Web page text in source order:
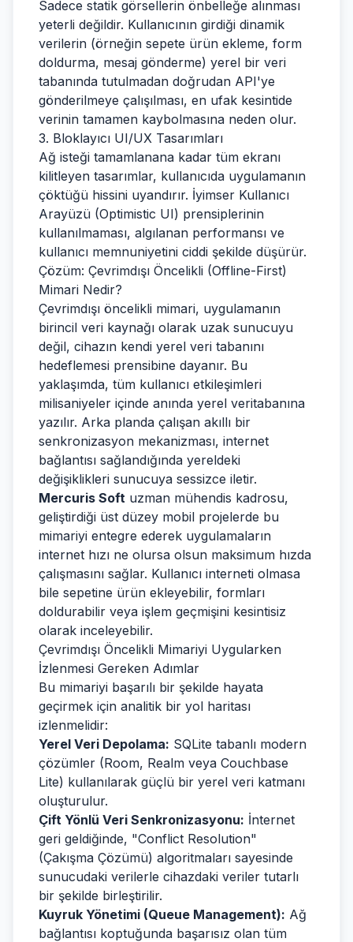
Sadece statik görsellerin önbelleğe alınması
yeterli değildir. Kullanıcının girdiği dinamik
verilerin (örneğin sepete ürün ekleme, form
doldurma, mesaj gönderme) yerel bir veri
tabanında tutulmadan doğrudan API'ye
gönderilmeye çalışılması, en ufak kesintide
verinin tamamen kaybolmasına neden olur.
3. Bloklayıcı UI/UX Tasarımları
Ağ isteği tamamlanana kadar tüm ekranı
kilitleyen tasarımlar, kullanıcıda uygulamanın
çöktüğü hissini uyandırır. İyimser Kullanıcı
Arayüzü (Optimistic UI) prensiplerinin
kullanılmaması, algılanan performansı ve
kullanıcı memnuniyetini ciddi şekilde düşürür.
Çözüm: Çevrimdışı Öncelikli (Offline-First)
Mimari Nedir?
Çevrimdışı öncelikli mimari, uygulamanın
birincil veri kaynağı olarak uzak sunucuyu
değil, cihazın kendi yerel veri tabanını
hedeflemesi prensibine dayanır. Bu
yaklaşımda, tüm kullanıcı etkileşimleri
milisaniyeler içinde anında yerel veritabanına
yazılır. Arka planda çalışan akıllı bir
senkronizasyon mekanizması, internet
bağlantısı sağlandığında yereldeki
değişiklikleri sunucuya sessizce iletir.
Mercuris Soft uzman mühendis kadrosu,
geliştirdiği üst düzey mobil projelerde bu
mimariyi entegre ederek uygulamaların
internet hızı ne olursa olsun maksimum hızda
çalışmasını sağlar. Kullanıcı interneti olmasa
bile sepetine ürün ekleyebilir, formları
doldurabilir veya işlem geçmişini kesintisiz
olarak inceleyebilir.
Çevrimdışı Öncelikli Mimariyi Uygularken
İzlenmesi Gereken Adımlar
Bu mimariyi başarılı bir şekilde hayata
geçirmek için analitik bir yol haritası
izlenmelidir:
Yerel Veri Depolama: SQLite tabanlı modern
çözümler (Room, Realm veya Couchbase
Lite) kullanılarak güçlü bir yerel veri katmanı
oluşturulur.
Çift Yönlü Veri Senkronizasyonu: İnternet
geri geldiğinde, "Conflict Resolution"
(Çakışma Çözümü) algoritmaları sayesinde
sunucudaki verilerle cihazdaki veriler tutarlı
bir şekilde birleştirilir.
Kuyruk Yönetimi (Queue Management): Ağ
bağlantısı koptuğunda başarısız olan tüm